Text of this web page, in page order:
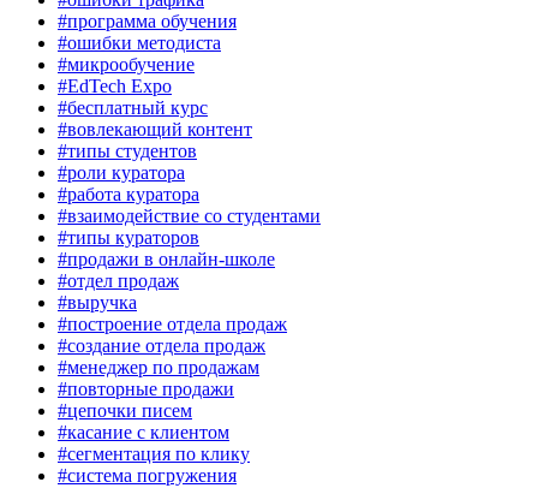
#программа обучения
#ошибки методиста
#микрообучение
#EdTech Expo
#бесплатный курс
#вовлекающий контент
#типы студентов
#роли куратора
#работа куратора
#взаимодействие со студентами
#типы кураторов
#продажи в онлайн-школе
#отдел продаж
#выручка
#построение отдела продаж
#создание отдела продаж
#менеджер по продажам
#повторные продажи
#цепочки писем
#касание с клиентом
#сегментация по клику
#система погружения